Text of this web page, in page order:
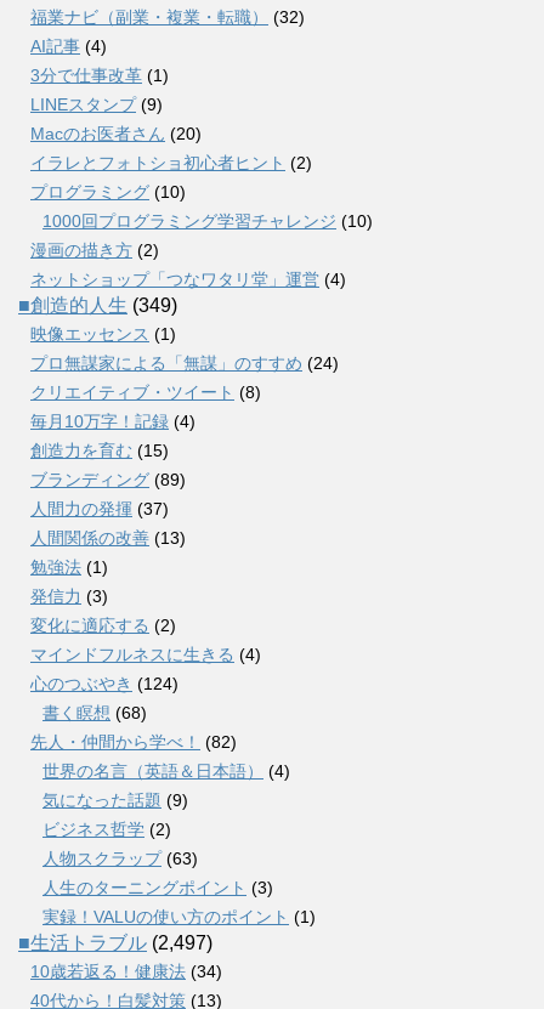
福業ナビ（副業・複業・転職）
(32)
AI記事 (4)
3分で仕事改革 (1)
LINEスタンプ(9)
Macのお医者さん (20)
イラレとフォトショ初心者ヒント (2)
プログラミング (10)
1000回プログラミング学習チャレンジ (10)
漫画の描き方 (2)
ネットショップ「つなワタリ堂」運営 (4)
■創造的人生 (349)
映像エッセンス (1)
プロ無謀家による「無謀」のすすめ (24)
クリエイティブ・ツイート (8)
毎月10万字！記録 (4)
創造力を育む (15)
ブランディング (89)
人間力の発揮 (37)
人間関係の改善 (13)
勉強法 (1)
発信力 (3)
変化に適応する (2)
マインドフルネスに生きる (4)
心のつぶやき (124)
書く瞑想 (68)
先人・仲間から学べ！
(82)
世界の名言（英語＆日本語）
(4)
気になった話題 (9)
ビジネス哲学 (2)
人物スクラップ(63)
人生のターニングポイント (3)
実録！VALUの使い方のポイント (1)
■生活トラブル (2,497)
10歳若返る！健康法 (34)
40代から！白髪対策 (13)